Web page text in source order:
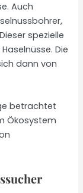
Auch
spezielle
Die
dann von
betrachtet
Ökosystem